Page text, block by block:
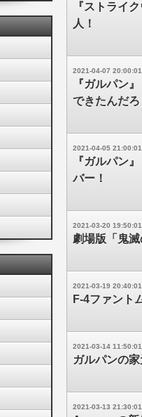
『ストライ
人！
2021-04-07 20:00:01
『ガルパン
できたんだろ
2021-04-05 21:00:01
『ガルパン
バー！
2021-03-20 19:50:01
劇場版「鬼
2021-03-19 20:40:01
F-4ファント
2021-03-14 11:50:01
ガルパンの
2021-03-13 21:30:01